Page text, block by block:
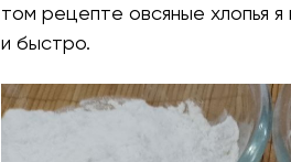
том рецепте овсяные хлопья
и быстро.